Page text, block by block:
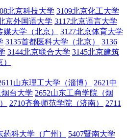
北京科技大学 3109北京化工大学
京外国语大学 3117北京语言大学
媒大学（北京）
3127北京体育大学
3135首都医科大学（北京）
3136
3144北京联合大学 3145北京建筑
山东理工大学（淄博）
2621中
烟台大学 2652山东工商学院（烟
2710齐鲁师范学院（济南）
2711
药科大学（广州） 5407暨南大学